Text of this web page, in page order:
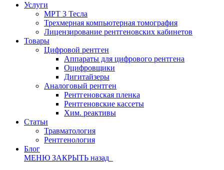
Услуги
МРТ 3 Тесла
Трехмерная компьютерная томография
Лицензирование рентгеновских кабинетов
Товары
Цифровой рентген
Аппараты для цифрового рентгена
Оцифровщики
Дигитайзеры
Аналоговый рентген
Рентгеновская пленка
Рентгеновские кассеты
Хим. реактивы
Статьи
Травматология
Рентгенология
Блог
МЕНЮ ЗАКРЫТЬ назад